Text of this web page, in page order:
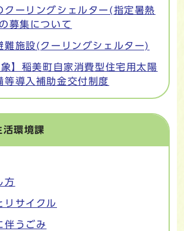
クーリングシェルター(指定暑熱
募集について
難施設(クーリングシェルター)
象】稲美町自家消費型住宅用太陽
等導入補助金交付制度
活環境課
方
リサイクル
伴うごみ